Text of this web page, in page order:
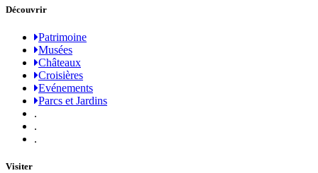
Découvrir
Patrimoine
Musées
Châteaux
Croisières
Evénements
Parcs et Jardins
.
.
.
Visiter